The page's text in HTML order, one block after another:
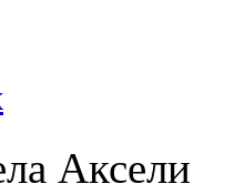
Аксели